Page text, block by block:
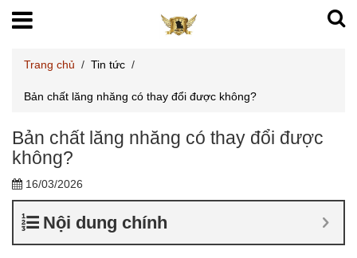
Trang chủ / Tin tức /
Bản chất lăng nhăng có thay đổi được không?
Bản chất lăng nhăng có thay đổi được
không?
16/03/2026
Nội dung chính